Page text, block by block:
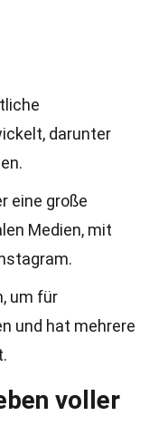
darunter
eine große
Medien, mit
um für
und hat mehrere
voller